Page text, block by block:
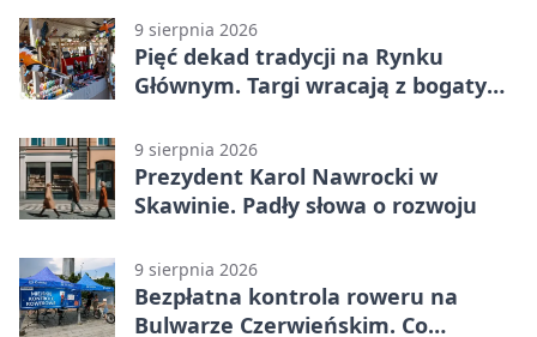
9 sierpnia 2026
Pięć dekad tradycji na Rynku
Głównym. Targi wracają z bogatym
9 sierpnia 2026
Prezydent Karol Nawrocki w
Skawinie. Padły słowa o rozwoju
9 sierpnia 2026
Bezpłatna kontrola roweru na
Bulwarze Czerwieńskim. Co